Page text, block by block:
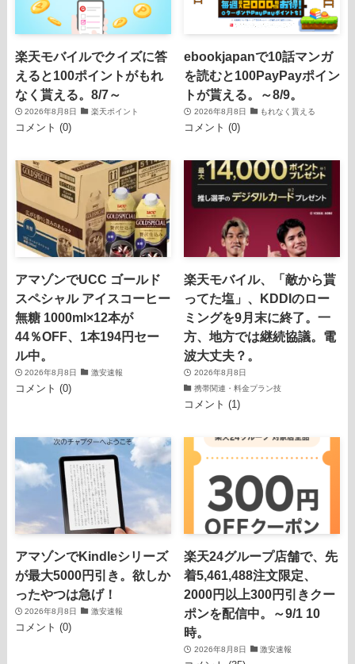
楽天モバイルでクイズに答
えると100ポイントがもれ
なく貰える。8/7～
2026年8月8日 楽天ポイント
コメント (0)
ebookjapanで10話マンガ
を読むと100PayPayポイン
トが貰える。～8/9。
2026年8月8日 もれなく貰える
コメント (0)
アマゾンでUCC ゴールド
スペシャル アイスコーヒー
無糖 1000ml×12本が
44％OFF、1本194円セー
ル中。
2026年8月8日 激安速報
コメント (0)
楽天モバイル、「敵から貰
ってた塩」、KDDIのロー
ミングを9月末に終了。一
方、地方では継続協議。電
波大丈夫？。
2026年8月8日
携帯関連・料金プラン技
コメント (1)
アマゾンでKindleシリーズ
が最大5000円引き。欲しか
ったやつは急げ！
2026年8月8日 激安速報
コメント (0)
楽天24グループ店舗で、先
着5,461,488注文限定、
2000円以上300円引きクー
ポンを配信中。～9/1 10
時。
2026年8月8日 激安速報